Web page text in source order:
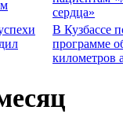
сердца»
В Кузбассе
программе
километров